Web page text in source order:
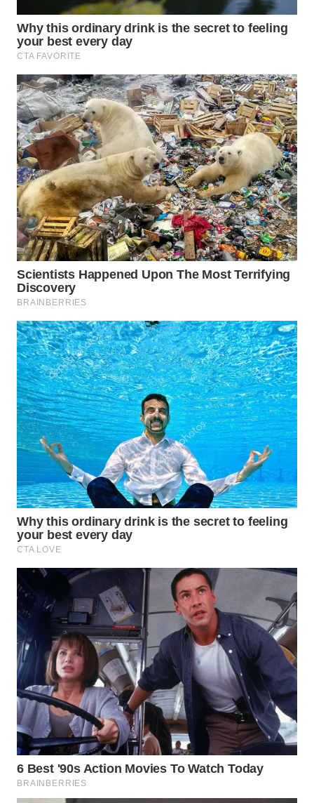
UTARA
WN
SAMOSIR
WN
PADANG
LAWAS
WN
SUMEDANG
WN
CIANJUR
WN
KEPULAUAN
SERIBU
WN
TANGERANG
WN
BINJAI
WN
CIREBON
WN
INDRAMAYU
WN
KUNINGAN
WN
MAJALENGKA
WN
SUBANG
WN
SUKABUMI
WN